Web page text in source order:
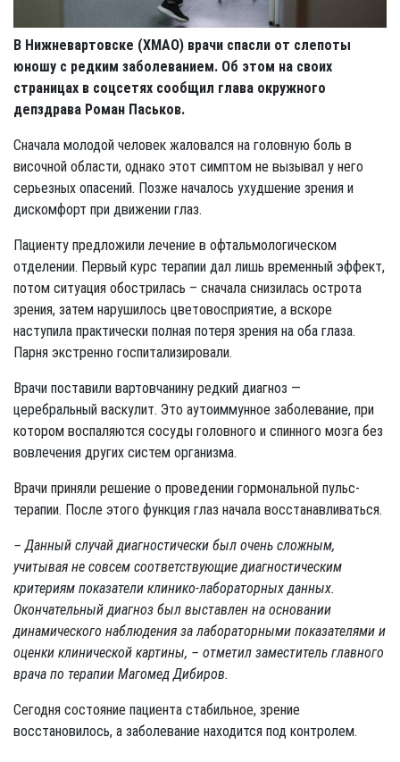
В Нижневартовске (ХМАО) врачи спасли от слепоты
юношу с редким заболеванием. Об этом на своих
страницах в соцсетях сообщил глава окружного
депздрава Роман Паськов.
Сначала молодой человек жаловался на головную боль в
височной области, однако этот симптом не вызывал у него
серьезных опасений. Позже началось ухудшение зрения и
дискомфорт при движении глаз.
Пациенту предложили лечение в офтальмологическом
отделении. Первый курс терапии дал лишь временный эффект,
потом ситуация обострилась – сначала снизилась острота
зрения, затем нарушилось цветовосприятие, а вскоре
наступила практически полная потеря зрения на оба глаза.
Парня экстренно госпитализировали.
Врачи поставили вартовчанину редкий диагноз —
церебральный васкулит. Это аутоиммунное заболевание, при
котором воспаляются сосуды головного и спинного мозга без
вовлечения других систем организма.
Врачи приняли решение о проведении гормональной пульс-
терапии. После этого функция глаз начала восстанавливаться.
– Данный случай диагностически был очень сложным,
учитывая не совсем соответствующие диагностическим
критериям показатели клинико-лабораторных данных.
Окончательный диагноз был выставлен на основании
динамического наблюдения за лабораторными показателями и
оценки клинической картины, – отметил заместитель главного
врача по терапии Магомед Дибиров.
Сегодня состояние пациента стабильное, зрение
восстановилось, а заболевание находится под контролем.